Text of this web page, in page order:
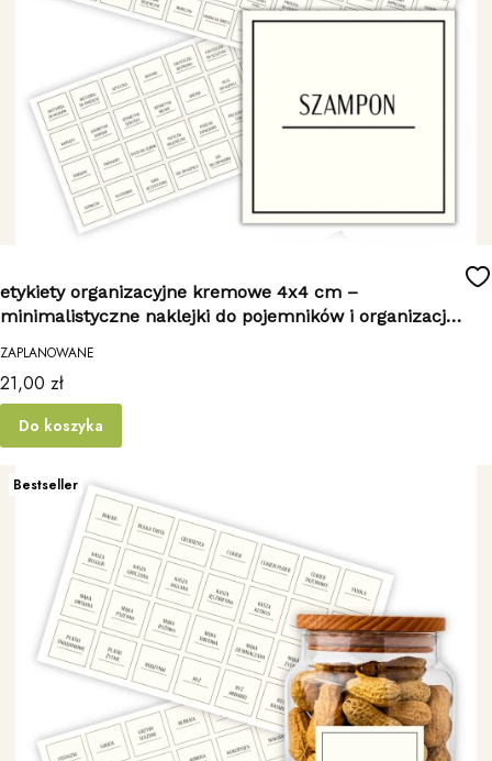
etykiety organizacyjne kremowe 4x4 cm –
minimalistyczne naklejki do pojemników i organizacji
ZAPLANOWANE
Cena
21,00 zł
Do koszyka
Bestseller